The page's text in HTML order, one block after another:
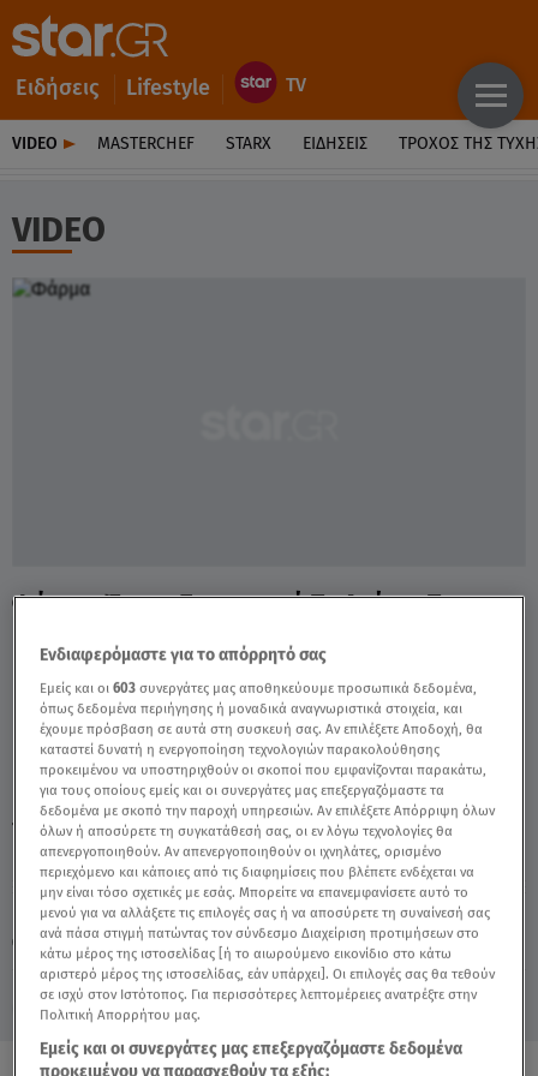
Ειδήσεις Lifestyle
VIDEO MASTERCHEF STARX ΕΙΔΉΣΕΙΣ ΤΡΟΧΌΣ ΤΗΣ
VIDEO
Κυριακή 9 Αυγούστου 2026
30.09.24, 23:20 MEDIA
Φάρμα: Έχουν Στρατηγική Τα Αγόρια Της
TAGS: ΦΑΡΜΑ ΛΑΡΟΥ ΡΟΥΛΑ ΚΟΥΦΟΠΟΥΛΟΥ
Ενδιαφερόμαστε για το απόρρητό σας
Εμείς και οι603 συνεργάτες μας αποθηκεύουμε προσωπικά δεδομένα,
όπως δεδομένα περιήγησης ή μοναδικά αναγνωριστικά στοιχεία, και
έχουμε πρόσβαση σε αυτά στη συσκευή σας. Αν επιλέξετε Αποδοχή, θα
καταστεί δυνατή η ενεργοποίηση τεχνολογιών παρακολούθησης
προκειμένου να υποστηριχθούν οι σκοποί που εμφανίζονται παρακάτω,
για τους οποίους εμείς και οι συνεργάτες μας επεξεργαζόμαστε τα
δεδομένα με σκοπό την παροχή υπηρεσιών. Αν επιλέξετε Απόρριψη όλων
όλων ή αποσύρετε τη συγκατάθεσή σας, οι εν λόγω τεχνολογίες θα
απενεργοποιηθούν. Αν απενεργοποιηθούν οι ιχνηλάτες, ορισμένο
περιεχόμενο και κάποιες από τις διαφημίσεις που βλέπετε ενδέχεται να
μην είναι τόσο σχετικές με εσάς. Μπορείτε να επανεμφανίσετε αυτό το
μενού για να αλλάξετε τις επιλογές σας ή να αποσύρετε τη συναίνεσή σας
ανά πάσα στιγμή πατώντας τον σύνδεσμο Διαχείριση προτιμήσεων στο
κάτω μέρος της ιστοσελίδας [ή το αιωρούμενο εικονίδιο στο κάτω
αριστερό μέρος της ιστοσελίδας, εάν υπάρχει]. Οι επιλογές σας θα τεθούν
σε ισχύ στον Ιστότοπος. Για περισσότερες λεπτομέρειες ανατρέξτε στην
Πολιτική Απορρήτου μας.
Εμείς και οι συνεργάτες μας επεξεργαζόμαστε δεδομένα
προκειμένου να παρασχεθούν τα εξής: